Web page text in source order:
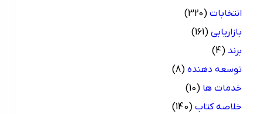
انتخابات (320)
بازاریابی (161)
(4)
توسعه دهنده (8)
خدمات ها (10)
خلاصه کتاب (140)